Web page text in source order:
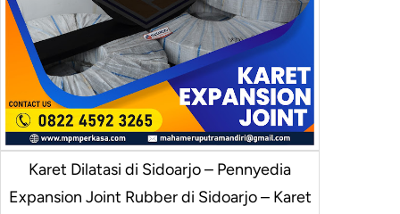
Karet Dilatasi di Sidoarjo – Pennyedia
Expansion Joint Rubber di Sidoarjo – Karet